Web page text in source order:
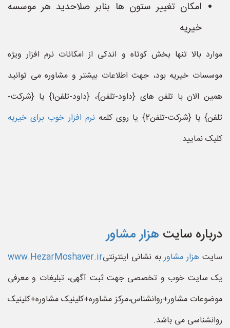
امکان تغییر ستون ها بنابر صلاحدید هر موسسه
خیریه
موارد بالا تنها بخش کوتاه و اندکی از امکانات نرم افزار ویژه
موسسات خیریه بود، جهت اطلاعات بیشتر و مشاوره می توانید
همین الان با تلفن های {داود-تلفن}، {داود-تلفن1} یا {شرکت-
تلفن} یا {شرکت-تلفن2} یا روی کلمه
نرم افزار خوب برای خیریه
کلیک نمایید.
درباره سایت هزار مشاور
سایت هزار مشاوربه نشانی اینترنتیwww.HezarMoshaver.ir
یک سایت خوب و تخصصی جهت ثبت آگهی، تبلیغات و معرفی
موضوعات مشاور+روانشناس،مرکز مشاوره+کلینیک مشاوره+کلینیک
روانشناسی می باشد.